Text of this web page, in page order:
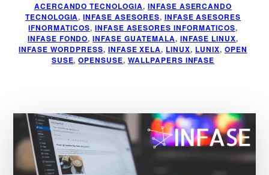
ACERCANDO TECNOLOGIA, INFASE ASERCANDO
TECNOLOGIA,INFASE ASESORES, INFASE ASESORES
IFNORMATICOS, INFASE ASESORES INFORMATICOS,
INFASE FONDO,INFASE GUATEMALA, INFASE LINUX,
INFASE WORDPRESS, INFASE XELA, LINUX, LUNIX, OPEN
SUSE,OPENSUSE,WALLPAPERS INFASE